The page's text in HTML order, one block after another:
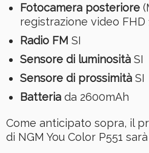
Fotocamera posteriore
registrazione video FHD
Radio FM SI
Sensore di luminosità SI
Sensore di prossimità SI
Batteriada 2600mAh
Come anticipato sopra, il
di NGM You Color P551